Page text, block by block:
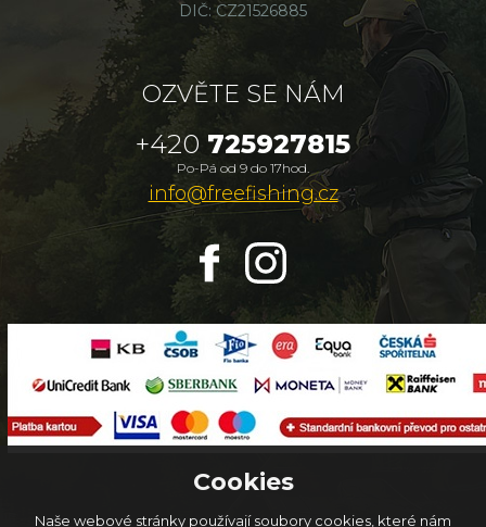
DIČ: CZ21526885
OZVĚTE SE NÁM
+420 725927815
Po-Pá od 9 do 17hod.
info@freefishing.cz
Cookies
Naše webové stránky používají soubory cookies, které nám